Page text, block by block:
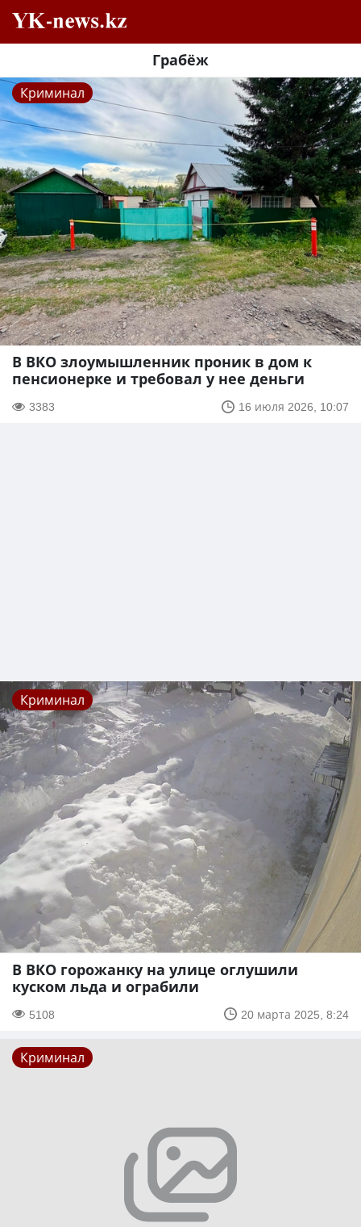
Грабёж
Криминал
В ВКО злоумышленник проник в дом к
пенсионерке и требовал у нее деньги
3383 16 июля 2026, 10:07
Криминал
В ВКО горожанку на улице оглушили
куском льда и ограбили
5108 20 марта 2025, 8:24
Криминал